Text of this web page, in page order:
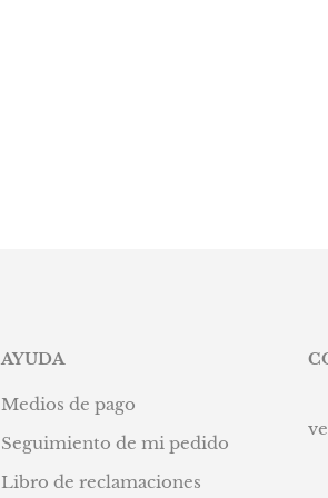
AYUDA
Medios de pago
Seguimiento de mi pedido
Libro de reclamaciones